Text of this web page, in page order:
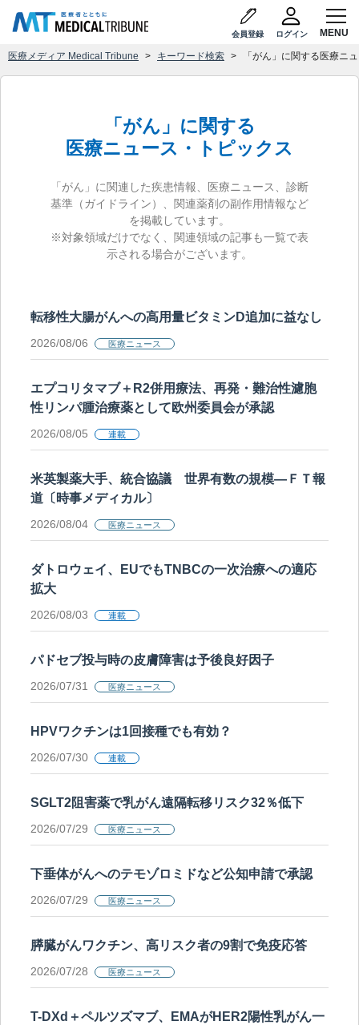
会員登録 ログイン
医療メディア Medical Tribune キーワード検索 「がん」に関する医療ニ
「がん」に関する
医療ニュース・トピックス
「がん」に関連した疾患情報、医療ニュース、診断
基準（ガイドライン）、関連薬剤の副作用情報など
を掲載しています。
※対象領域だけでなく、関連領域の記事も一覧で表
示される場合がございます。
転移性大腸がんへの高用量ビタミンD追加に益なし
2026/08/06 医療ニュース
エプコリタマブ＋R2併用療法、再発・難治性濾胞
性リンパ腫治療薬として欧州委員会が承認
2026/08/05 連載
米英製薬大手、統合協議 世界有数の規模―ＦＴ報
道〔時事メディカル〕
2026/08/04 医療ニュース
ダトロウェイ、EUでもTNBCの一次治療への適応
拡大
2026/08/03 連載
パドセブ投与時の皮膚障害は予後良好因子
2026/07/31 医療ニュース
HPVワクチンは1回接種でも有効？
2026/07/30 連載
SGLT2阻害薬で乳がん遠隔転移リスク32％低下
2026/07/29 医療ニュース
下垂体がんへのテモゾロミドなど公知申請で承認
2026/07/29 医療ニュース
膵臓がんワクチン、高リスク者の9割で免疫応答
2026/07/28 医療ニュース
T-DXd＋ペルツズマブ、EMAがHER2陽性乳がん一